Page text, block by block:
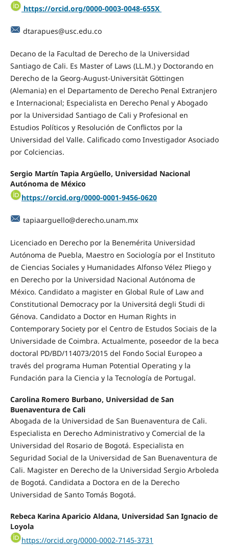
https://orcid.org/0000-0003-0048-655X
dtarapues@usc.edu.co
Decano de la Facultad de Derecho de la Universidad
Santiago de Cali. Es Master of Laws (LL.M.) y Doctorando en
Derecho de la Georg-August-Universität Göttingen
(Alemania) en el Departamento de Derecho Penal Extranjero
e Internacional; Especialista en Derecho Penal y Abogado
por la Universidad Santiago de Cali y Profesional en
Estudios Políticos y Resolución de Conflictos por la
Universidad del Valle. Calificado como Investigador Asociado
por Colciencias.
Sergio Martín Tapia Argüello, Universidad Nacional
Autónoma de México
https://orcid.org/0000-0001-9456-0620
tapiaarguello@derecho.unam.mx
Licenciado en Derecho por la Benemérita Universidad
Autónoma de Puebla, Maestro en Sociología por el Instituto
de Ciencias Sociales y Humanidades Alfonso Vélez Pliego y
en Derecho por la Universidad Nacional Autónoma de
México. Candidato a magister en Global Rule of Law and
Constitutional Democracy por la Universitá degli Studi di
Génova. Candidato a Doctor en Human Rights in
Contemporary Society por el Centro de Estudos Sociais de la
Universidade de Coimbra. Actualmente, poseedor de la beca
doctoral PD/BD/114073/2015 del Fondo Social Europeo a
través del programa Human Potential Operating y la
Fundación para la Ciencia y la Tecnología de Portugal.
Carolina Romero Burbano, Universidad de San
Buenaventura de Cali
Abogada de la Universidad de San Buenaventura de Cali.
Especialista en Derecho Administrativo y Comercial de la
Universidad del Rosario de Bogotá. Especialista en
Seguridad Social de la Universidad de San Buenaventura de
Cali. Magister en Derecho de la Universidad Sergio Arboleda
de Bogotá. Candidata a Doctora en de la Derecho
Universidad de Santo Tomás Bogotá.
Rebeca Karina Aparicio Aldana, Universidad San Ignacio de
Loyola
https://orcid.org/0000-0002-7145-3731